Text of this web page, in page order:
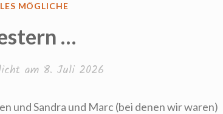
MÖGLICHE
…
am 8. Juli 2026
und Sandra und Marc (bei denen wir waren)